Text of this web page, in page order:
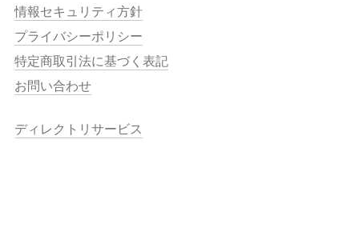
情報セキュリティ方針
プライバシーポリシー
特定商取引法に基づく表記
お問い合わせ
ディレクトリサービス